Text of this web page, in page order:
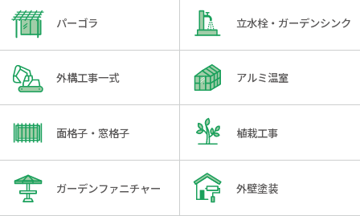
パーゴラ 立水栓・ガーデンシンク
外構工事一式 アルミ温室
面格子・窓格子 植栽工事
ガーデンファニチャー 外壁塗装